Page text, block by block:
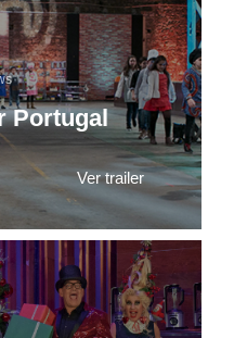
Portugal
Ver trailer